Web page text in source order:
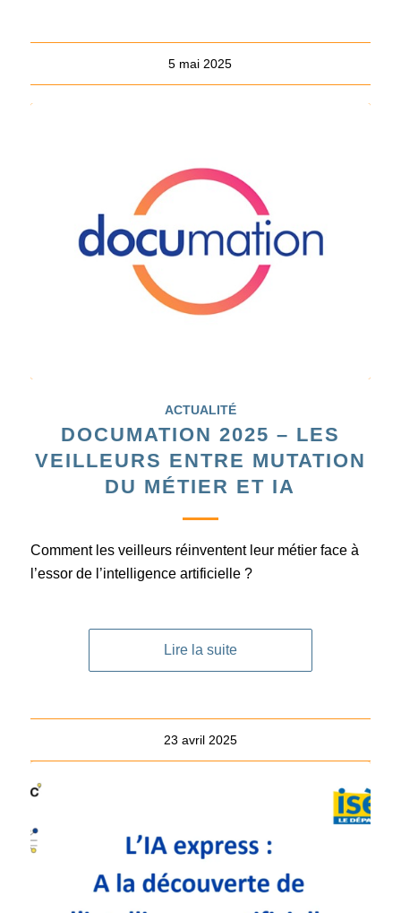
5 mai 2025
ACTUALITÉ
DOCUMATION 2025 – LES
VEILLEURS ENTRE MUTATION
DU MÉTIER ET IA
Comment les veilleurs réinventent leur métier face à
l’essor de l’intelligence artificielle ?
Lire la suite
23 avril 2025